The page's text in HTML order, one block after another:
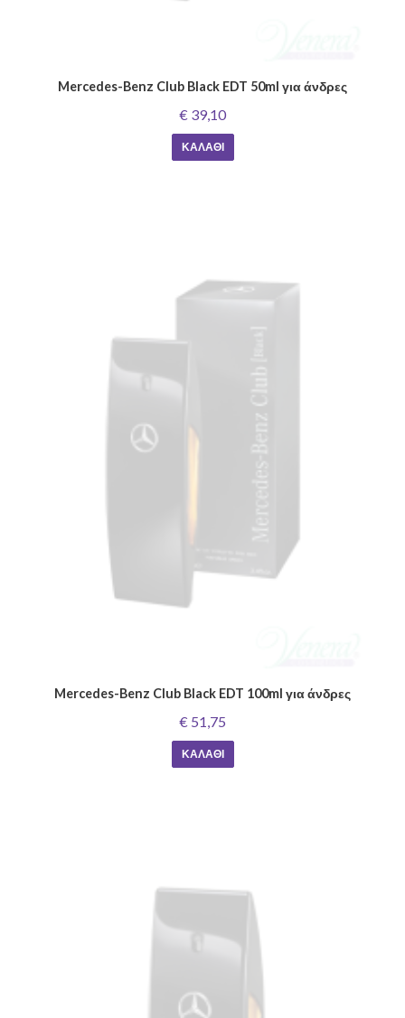
Mercedes-Benz Club Black EDT 50ml για άνδρες
€ 39,10
ΚΑΛΆΘΙ
Mercedes-Benz Club Black EDT 100ml για άνδρες
€ 51,75
ΚΑΛΆΘΙ